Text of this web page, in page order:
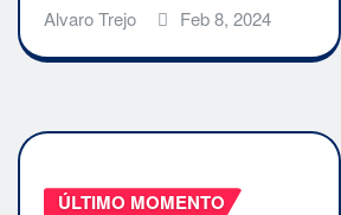
Alvaro Trejo Feb 8, 2024
ÚLTIMO MOMENTO